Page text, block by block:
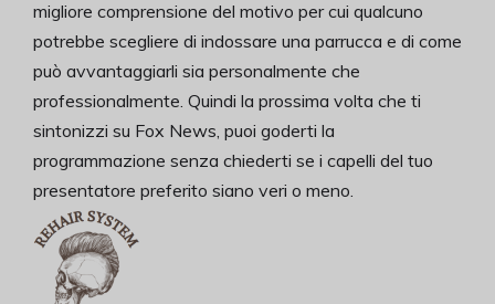
migliore comprensione del motivo per cui qualcuno
potrebbe scegliere di indossare una parrucca e di come
può avvantaggiarli sia personalmente che
professionalmente. Quindi la prossima volta che ti
sintonizzi su Fox News, puoi goderti la
programmazione senza chiederti se i capelli del tuo
presentatore preferito siano veri o meno.